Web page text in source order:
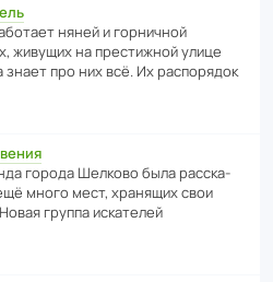
няней и горни­чной
живущих на прес­ти­жной улице
про них всё. Их распо­рядок
города Шелково была расска­
много мест, хранящих свои
группа иска­телей